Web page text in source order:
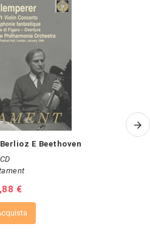
E Beethoven
CD
€